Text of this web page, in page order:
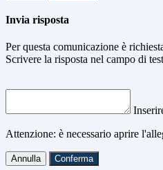
Invia risposta
Per questa comunicazione è
Scrivere la risposta nel campo di
Attenzione: è necessario aprire
Annulla Conferma